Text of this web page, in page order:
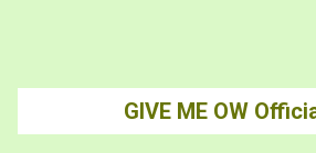
GIVE ME OW